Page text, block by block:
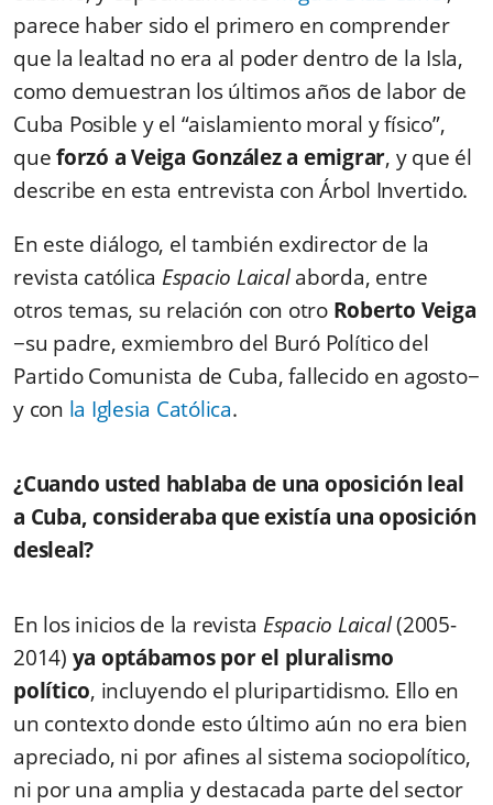
parece haber sido el primero en comprender
que la lealtad no era al poder dentro de la Isla,
como demuestran los últimos años de labor de
Cuba Posible y el “aislamiento moral y físico”,
queforzó a Veiga González a emigrar, y que él
describe en esta entrevista con Árbol Invertido.
En este diálogo, el también exdirector de la
revista católica Espacio Laicalaborda, entre
otros temas, su relación con otro Roberto Veiga
−su padre, exmiembro del Buró Político del
Partido Comunista de Cuba, fallecido en agosto−
y con la Iglesia Católica.
¿Cuando usted hablaba de una oposición leal
a Cuba, consideraba que existía una oposición
desleal?
En los inicios de la revista Espacio Laical(2005-
2014) ya optábamos por el pluralismo
político, incluyendo el pluripartidismo. Ello en
un contexto donde esto último aún no era bien
apreciado, ni por afines al sistema sociopolítico,
ni por una amplia y destacada parte del sector